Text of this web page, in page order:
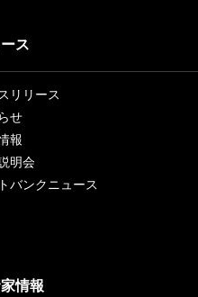
ス
リリース
せ
報
明会
バンクニュース
情報